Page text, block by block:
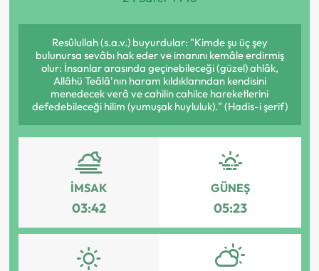
Resûlullah (s.a.v.) buyurdular: "Kimde şu üç şey
bulunursa sevâbı hak eder ve imanını kemâle erdirmiş
olur: İnsanlar arasında geçinebileceği (güzel) ahlâk,
Allâhü Teâlâ'nın haram kıldıklarından kendisini
menedecek verâ ve cahilin cahilce hareketlerini
defedebileceği hilim (yumuşak huyluluk)." (Hadis-i şerif)
İMSAK
03:42
GÜNEŞ
05:23